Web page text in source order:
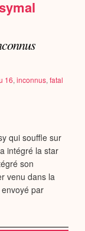
16,inconnus,fatal
qui souffle sur
intégré la star
son
venu dans la
envoyé par